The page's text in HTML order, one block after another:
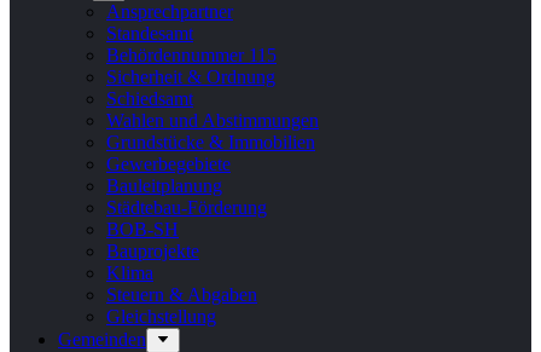
Ansprechpartner
Standesamt
Behördennummer 115
Sicherheit & Ordnung
Schiedsamt
Wahlen und Abstimmungen
Grundstücke & Immobilien
Gewerbegebiete
Bauleitplanung
Städtebau-Förderung
BOB-SH
Bauprojekte
Klima
Steuern & Abgaben
Gleichstellung
Gemeinden